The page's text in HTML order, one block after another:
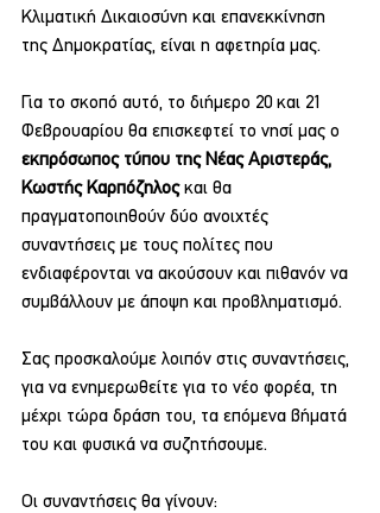
Κλιματική Δικαιοσύνη και επανεκκίνηση
της Δημοκρατίας, είναι η αφετηρία μας.
Για το σκοπό αυτό, το διήμερο 20 και 21
Φεβρουαρίου θα επισκεφτεί το νησί μας ο
εκπρόσωπος τύπου της Νέας Αριστεράς,
Κωστής Καρπόζηλος και θα
πραγματοποιηθούν δύο ανοιχτές
συναντήσεις με τους πολίτες που
ενδιαφέρονται να ακούσουν και πιθανόν να
συμβάλλουν με άποψη και προβληματισμό.
Σας προσκαλούμε λοιπόν στις συναντήσεις,
για να ενημερωθείτε για το νέο φορέα, τη
μέχρι τώρα δράση του, τα επόμενα βήματά
του και φυσικά να συζητήσουμε.
Οι συναντήσεις θα γίνουν: